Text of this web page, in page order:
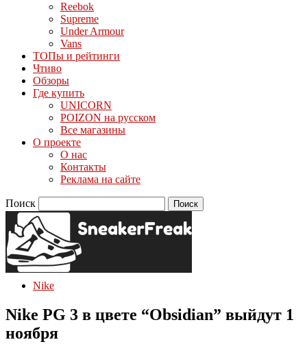
Reebok
Supreme
Under Armour
Vans
ТОПы и рейтинги
Чтиво
Обзоры
Где купить
UNICORN
POIZON на русском
Все магазины
О проекте
О нас
Контакты
Реклама на сайте
Поиск
Nike
Nike PG 3 в цвете “Obsidian” выйдут 1
ноября